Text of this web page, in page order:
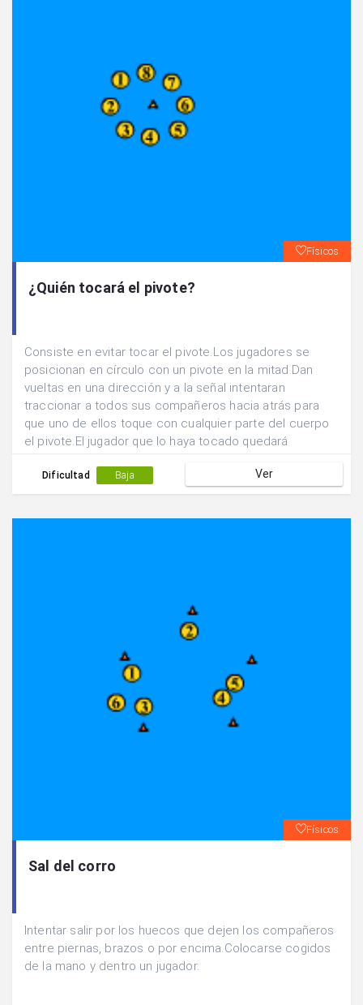
Físicos
¿Quién tocará el pivote?
Consiste en evitar tocar el pivote.Los jugadores se
posicionan en círculo con un pivote en la mitad.Dan
vueltas en una dirección y a la señal intentaran
traccionar a todos sus compañeros hacia atrás para
que uno de ellos toque con cualquier parte del cuerpo
el pivote.El jugador que lo haya tocado quedará
Dificultad Baja Ver
Físicos
Sal del corro
Intentar salir por los huecos que dejen los compañeros
entre piernas, brazos o por encima.Colocarse cogidos
de la mano y dentro un jugador.